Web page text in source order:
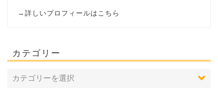
→ 詳しいプロフィールはこちら
カテゴリー